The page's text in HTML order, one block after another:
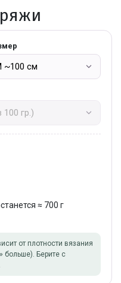
≈ 700 г
от плотности вязания
больше). Берите с